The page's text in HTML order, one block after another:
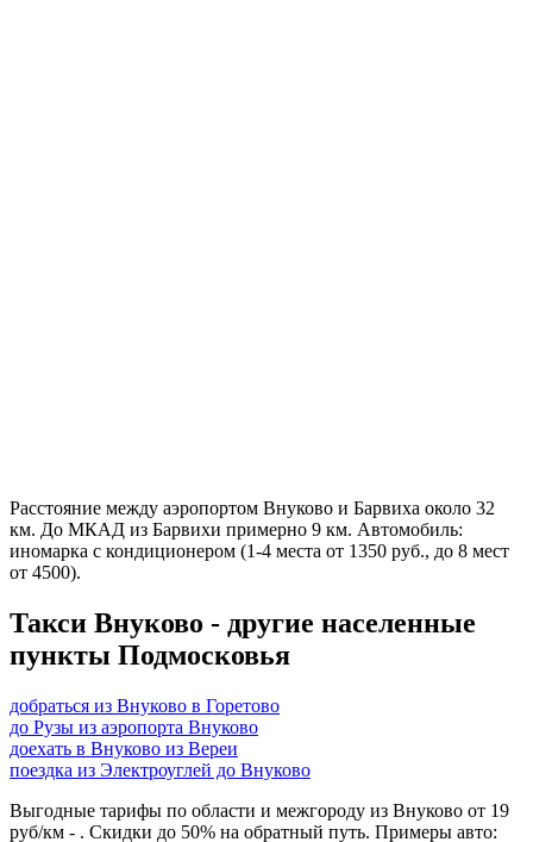
Расстояние между аэропортом Внуково и Барвиха около 32
км. До МКАД из Барвихи примерно 9 км. Автомобиль:
иномарка с кондиционером (1-4 места от 1350 руб., до 8 мест
от 4500).
Такси Внуково - другие населенные
пункты Подмосковья
добраться из Внуково в Горетово
до Рузы из аэропорта Внуково
доехать в Внуково из Вереи
поездка из Электроуглей до Внуково
Выгодные тарифы по области и межгороду из Внуково от 19
руб/км - . Скидки до 50% на обратный путь. Примеры авто: